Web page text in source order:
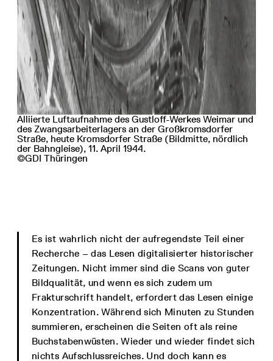
Alliierte Luftaufnahme des Gustloff-Werkes Weimar und
des Zwangsarbeiterlagers an der Großkromsdorfer
Straße, heute Kromsdorfer Straße (Bildmitte, nördlich
der Bahngleise), 11. April 1944.
©GDI Thüringen
Es ist wahrlich nicht der aufregendste Teil einer
Recherche – das Lesen digitalisierter historischer
Zeitungen. Nicht immer sind die Scans von guter
Bildqualität, und wenn es sich zudem um
Frakturschrift handelt, erfordert das Lesen einige
Konzentration. Während sich Minuten zu Stunden
summieren, erscheinen die Seiten oft als reine
Buchstabenwüsten. Wieder und wieder findet sich
nichts Aufschlussreiches. Und doch kann es